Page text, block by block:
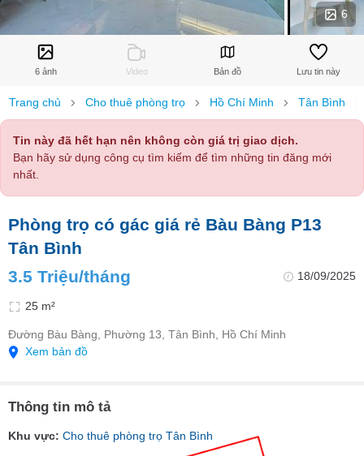
6
6 ảnh Video Bản đồ Lưu tin này
Trang chủ Cho thuê phòng trọ Hồ Chí Minh Tân Bình
Tin này đã hết hạn nên không còn giá trị giao dịch.
Bạn hãy sử dụng công cụ tìm kiếm để tìm những tin đăng mới
nhất.
Phòng trọ có gác giá rẻ Bàu Bàng P13
Tân Bình
3.5 Triệu/tháng
18/09/2025
25 m²
Đường Bàu Bàng, Phường 13, Tân Bình, Hồ Chí Minh
Xem bản đồ
Thông tin mô tả
Khu vực: Cho thuê phòng trọ Tân Bình